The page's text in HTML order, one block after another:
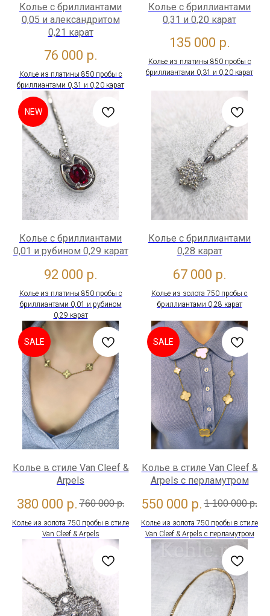
Колье с бриллиантами
0,05 и александритом
0,21 карат
76 000 р.
Колье из платины 850 пробы с
бриллиантами 0,31 и 0,20 карат
Колье с бриллиантами
0,31 и 0,20 карат
135 000 р.
Колье из платины 850 пробы с
бриллиантами 0,31 и 0,20 карат
NEW
Колье с бриллиантами
0,01 и рубином 0,29 карат
92 000 р.
Колье из платины 850 пробы с
бриллиантами 0,01 и рубином
0,29 карат
Колье с бриллиантами
0,28 карат
67 000 р.
Колье из золота 750 пробы с
бриллиантами 0,28 карат
SALE
Колье в стиле Van Cleef &
Arpels
380 000 р. 760 000 р.
Колье из золота 750 пробы в стиле
Van Cleef & Arpels
SALE
Колье в стиле Van Cleef &
Arpels с перламутром
550 000 р. 1 100 000 р.
Колье из золота 750 пробы в стиле
Van Cleef & Arpels с перламутром